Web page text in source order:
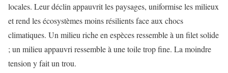
locales. Leur déclin appauvrit les paysages, uniformise les milieux
et rend les écosystèmes moins résilients face aux chocs
climatiques. Un milieu riche en espèces ressemble à un filet solide
; un milieu appauvri ressemble à une toile trop fine. La moindre
tension y fait un trou.